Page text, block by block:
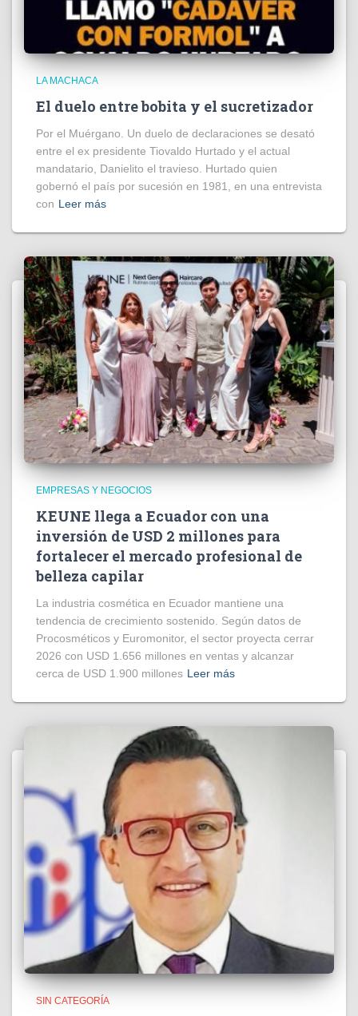
LA MACHACA
El duelo entre bobita y el sucretizador
Por el Muérgano. Un duelo de declaraciones se desató
entre el ex presidente Tiovaldo Hurtado y el actual
mandatario, Danielito el travieso. Hurtado quien
gobernó el país por sucesión en 1981, en una entrevista
con Leer más
EMPRESAS Y NEGOCIOS
KEUNE llega a Ecuador con una
inversión de USD 2 millones para
fortalecer el mercado profesional de
belleza capilar
La industria cosmética en Ecuador mantiene una
tendencia de crecimiento sostenido. Según datos de
Procosméticos y Euromonitor, el sector proyecta cerrar
2026 con USD 1.656 millones en ventas y alcanzar
cerca de USD 1.900 millones Leer más
SIN CATEGORÍA